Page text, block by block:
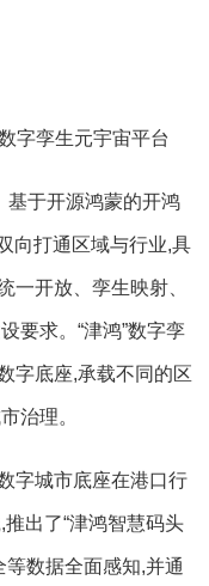
字孪生元宇宙平台
基于开源鸿蒙的开鸿
向打通区域与行业,具
一开放、孪生映射、
要求。“津鸿”数字孪
字底座,承载不同的区
治理。
字城市底座在港口行
出了“津鸿智慧码头
等数据全面感知,并通